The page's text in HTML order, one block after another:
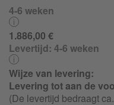
4-6 weken
1.886,00 €
Levertijd: 4-6 weken
Wijze van levering:
Levering tot aan de
(De levertijd bedraagt